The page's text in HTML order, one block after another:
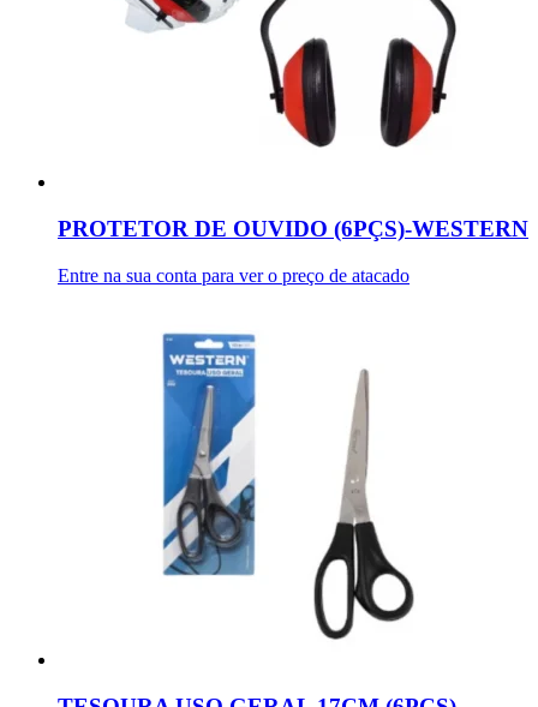
PROTETOR DE OUVIDO (6PÇS)-WESTERN
Entre na sua conta para ver o preço de atacado